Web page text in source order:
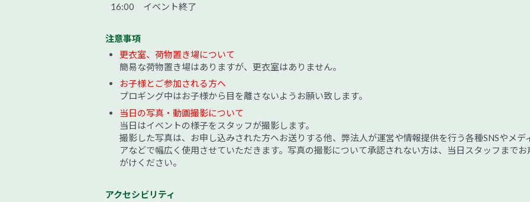
16:00 イベント終了
注意事項
更衣室、荷物置き場について
簡易な荷物置き場はありますが、更衣室はありません。
お子様とご参加される方へ
プロギング中はお子様から目を離さないようお願い致します。
当日の写真・動画撮影について
当日はイベントの様子をスタッフが撮影します。
撮影した写真は、お申し込みされた方へお送りする他、弊法人が運営や情報提供を行う各種SNSやメデ
アなどで幅広く使用させていただきます。写真の撮影について承認されない方は、当日スタッフまでお
がけください。
アクセシビリティ